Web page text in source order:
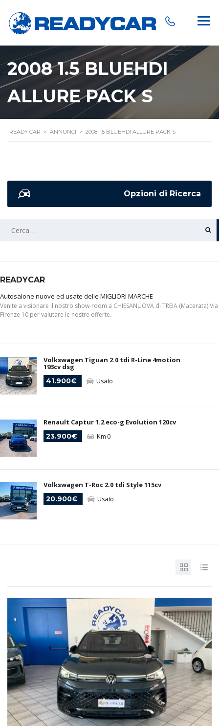
2008 1.5 BLUEHDI
ALLURE PACK S
READY CAR > ANNUNCI > 2008 1.5 BLUEHDI ALLURE PACK S
Opzioni di Ricerca
RICERCA
READYCAR
Autosalone nuove ed usate delle MIGLIORI MARCHE
Venite a visionare il nostro show-room a CHIESANUOVA di TREIA (Macerata) Via
Firenze 10 per valutare le nostre offerte.
Volkswagen Tiguan 2.0 tdi R-Line 4motion
193cv dsg
41.900€
Usato
Renault Captur 1.2 eco-g Evolution 120cv
23.900€
Km 0
Volkswagen T-Roc 2.0 tdi Style 115cv
20.900€
Usato